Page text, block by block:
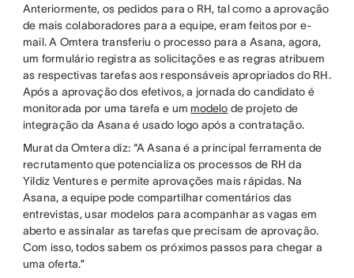
Anteriormente, os pedidos para o RH, tal como a aprovação
de mais colaboradores para a equipe, eram feitos por e-
mail. A Omtera transferiu o processo para a Asana, agora,
um formulário registra as solicitações e as regras atribuem
as respectivas tarefas aos responsáveis apropriados do RH.
Após a aprovação dos efetivos, a jornada do candidato é
monitorada por uma tarefa e um modelo de projeto de
integração da Asana é usado logo após a contratação.
Murat da Omtera diz: “A Asana é a principal ferramenta de
recrutamento que potencializa os processos de RH da
Yildiz Ventures e permite aprovações mais rápidas. Na
Asana, a equipe pode compartilhar comentários das
entrevistas, usar modelos para acompanhar as vagas em
aberto e assinalar as tarefas que precisam de aprovação.
Com isso, todos sabem os próximos passos para chegar a
uma oferta.”